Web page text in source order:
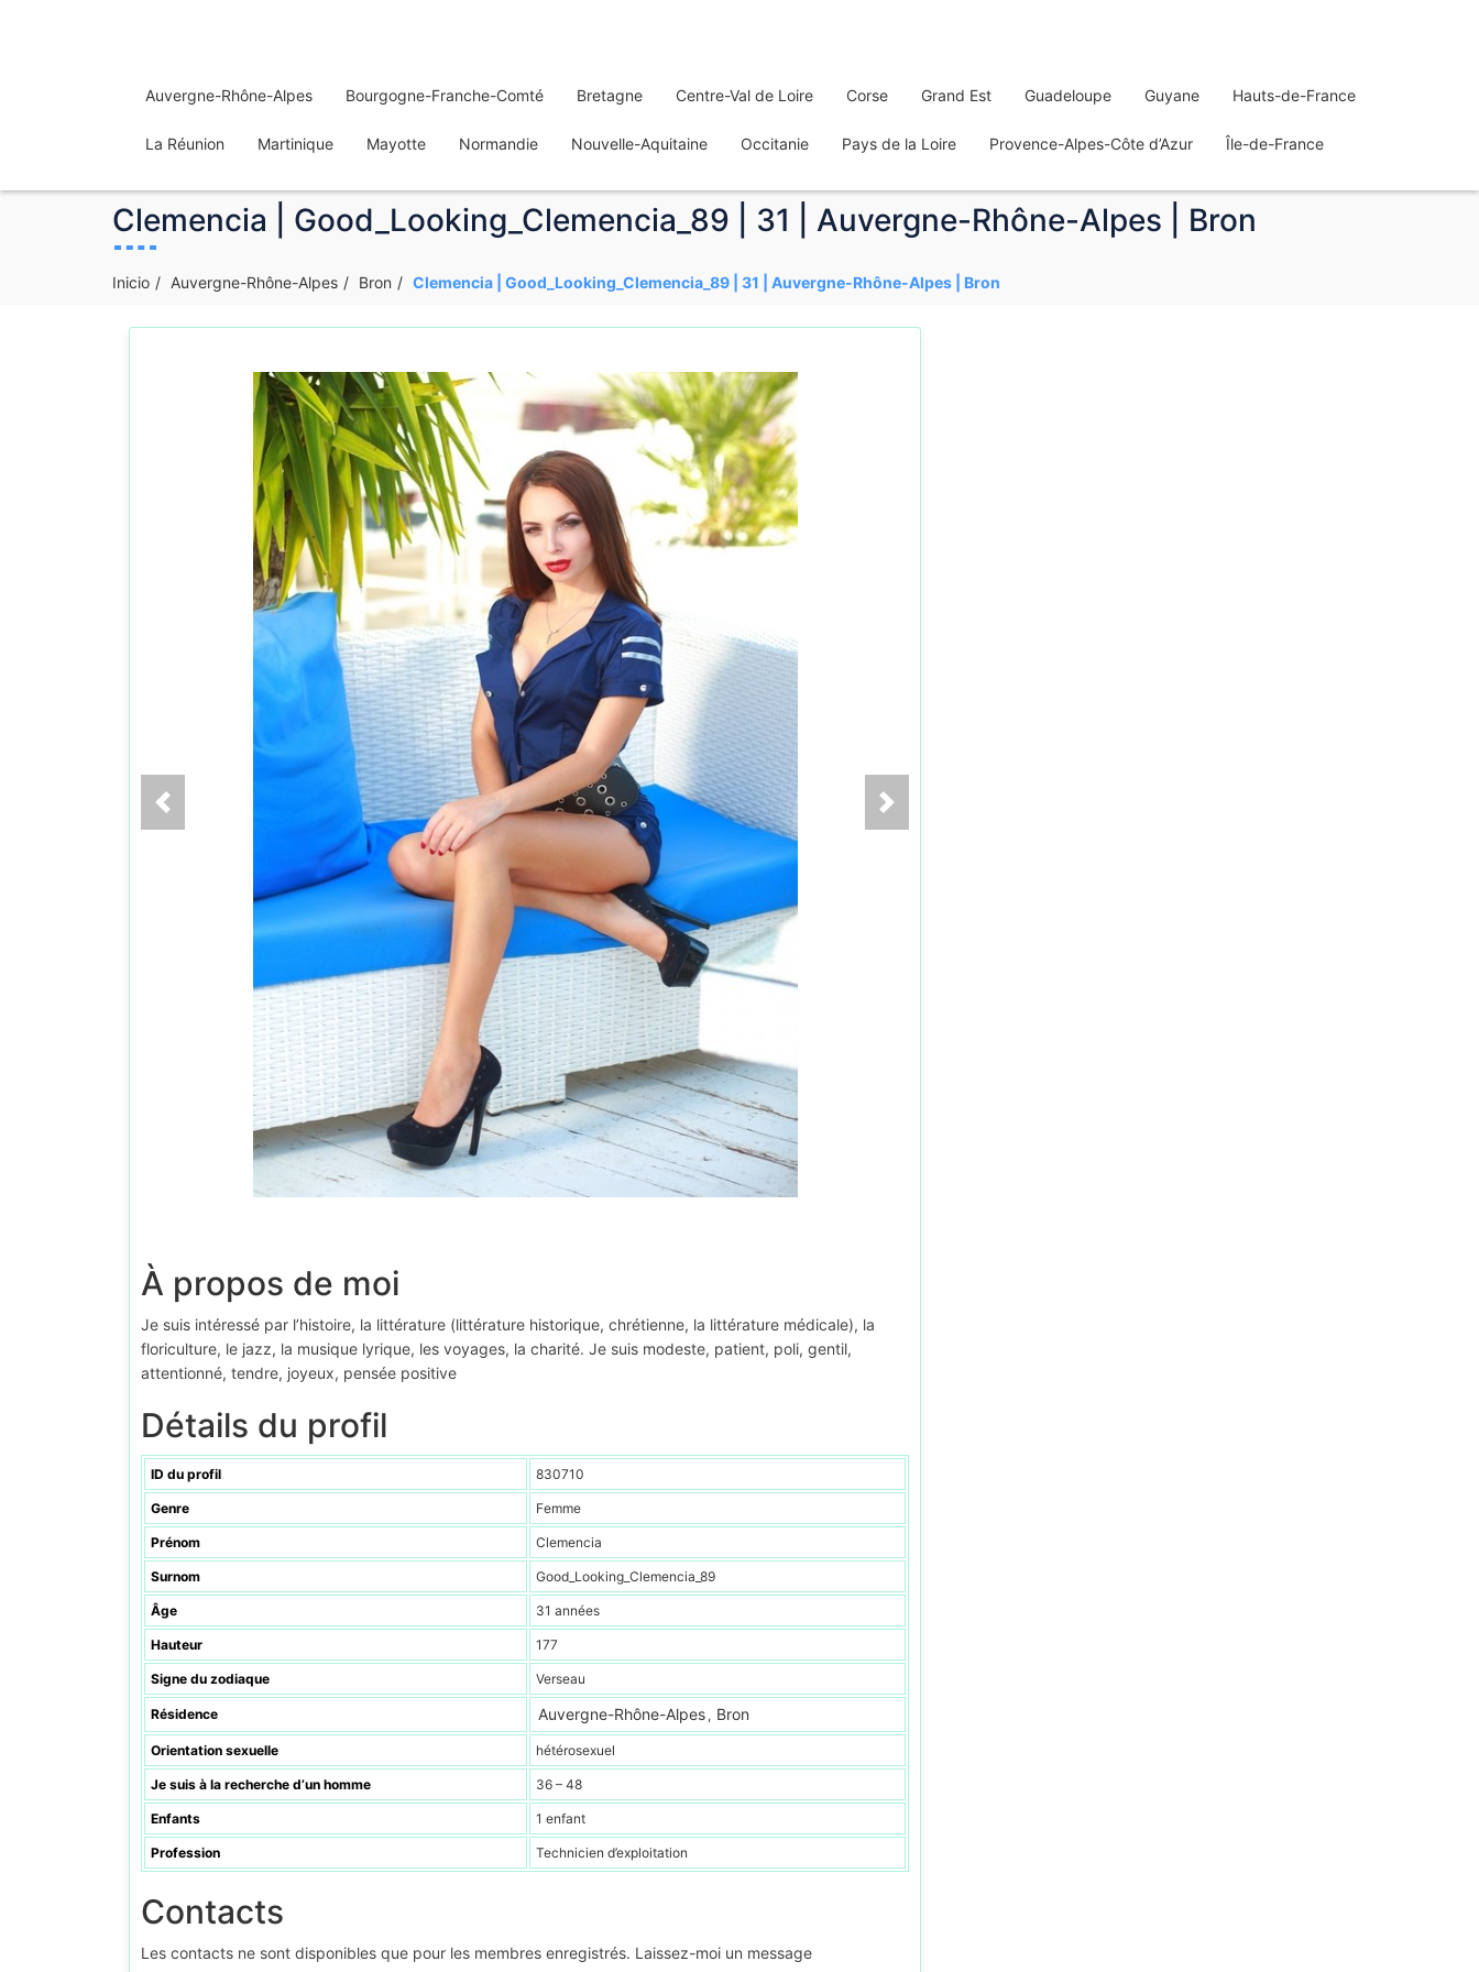
Auvergne-Rhône-Alpes Bourgogne-Franche-Comté Bretagne Centre-Val de Loire Corse Grand Est Guadeloupe Guyane Hauts-de-France
La Réunion Martinique Mayotte Normandie Nouvelle-Aquitaine Occitanie Pays de la Loire Provence-Alpes-Côte d’Azur Île-de-France
Clemencia | Good_Looking_Clemencia_89 | 31 | Auvergne-Rhône-Alpes | Bron
Inicio Auvergne-Rhône-Alpes Bron Clemencia | Good_Looking_Clemencia_89 | 31 | Auvergne-Rhône-Alpes | Bron
À propos de moi
Je suis intéressé par l’histoire, la littérature (littérature historique, chrétienne, la littérature médicale), la
floriculture, le jazz, la musique lyrique, les voyages, la charité. Je suis modeste, patient, poli, gentil,
attentionné, tendre, joyeux, pensée positive
Détails du profil
ID du profil 830710
Genre Femme
Prénom Clemencia
Surnom Good_Looking_Clemencia_89
Âge 31 années
Hauteur 177
Signe du zodiaque Verseau
Résidence Auvergne-Rhône-Alpes , Bron
Orientation sexuelle hétérosexuel
Je suis à la recherche d’un homme 36 – 48
Enfants 1 enfant
Profession Technicien d’exploitation
Contacts
Les contacts ne sont disponibles que pour les membres enregistrés. Laissez-moi un message